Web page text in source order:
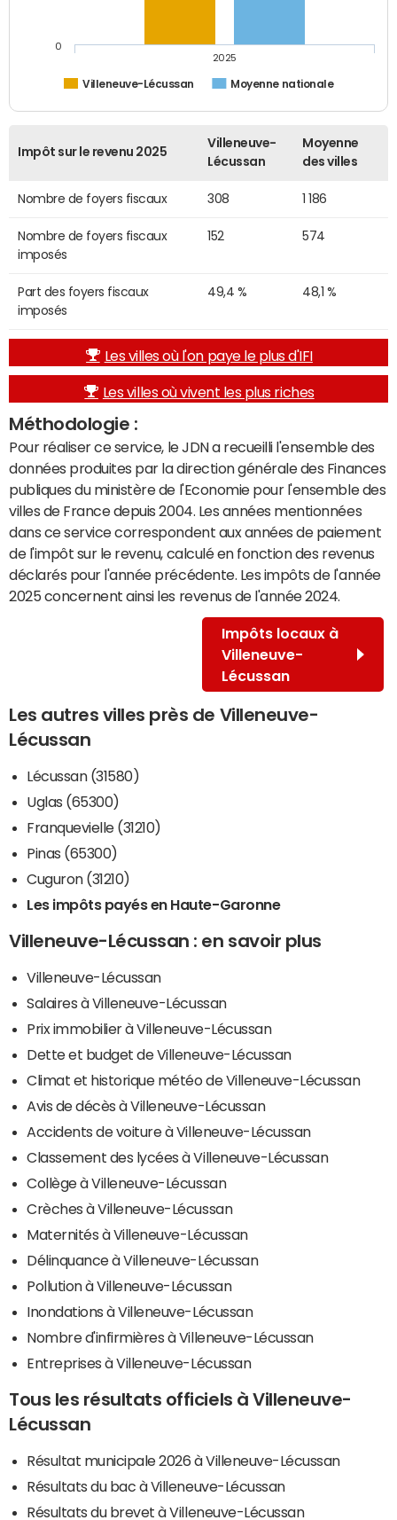
Villeneuve-Lécussan Moyenne nationale
2025
0
Impôt sur le revenu 2025
Villeneuve-
Lécussan
Moyenne
des villes
Nombre de foyers fiscaux 308 1 186
Nombre de foyers fiscaux
imposés
152 574
Part des foyers fiscaux
imposés
49,4 % 48,1 %
Les villes où l'on paye le plus d'IFI
Les villes où vivent les plus riches
Méthodologie :
Pour réaliser ce service, le JDN a recueilli l'ensemble des
données produites par la direction générale des Finances
publiques du ministère de l'Economie pour l'ensemble des
villes de France depuis 2004. Les années mentionnées
dans ce service correspondent aux années de paiement
de l'impôt sur le revenu, calculé en fonction des revenus
déclarés pour l'année précédente. Les impôts de l'année
2025 concernent ainsi les revenus de l'année 2024.
Impôts locaux à
Villeneuve-
Lécussan
Les autres villes près de Villeneuve-
Lécussan
Lécussan (31580)
Uglas (65300)
Franquevielle (31210)
Pinas (65300)
Cuguron (31210)
Les impôts payés en Haute-Garonne
Villeneuve-Lécussan : en savoir plus
Villeneuve-Lécussan
Salaires à Villeneuve-Lécussan
Prix immobilier à Villeneuve-Lécussan
Dette et budget de Villeneuve-Lécussan
Climat et historique météo de Villeneuve-Lécussan
Avis de décès à Villeneuve-Lécussan
Accidents de voiture à Villeneuve-Lécussan
Classement des lycées à Villeneuve-Lécussan
Collège à Villeneuve-Lécussan
Crèches à Villeneuve-Lécussan
Maternités à Villeneuve-Lécussan
Délinquance à Villeneuve-Lécussan
Pollution à Villeneuve-Lécussan
Inondations à Villeneuve-Lécussan
Nombre d'infirmières à Villeneuve-Lécussan
Entreprises à Villeneuve-Lécussan
Tous les résultats officiels à Villeneuve-
Lécussan
Résultat municipale 2026 à Villeneuve-Lécussan
Résultats du bac à Villeneuve-Lécussan
Résultats du brevet à Villeneuve-Lécussan